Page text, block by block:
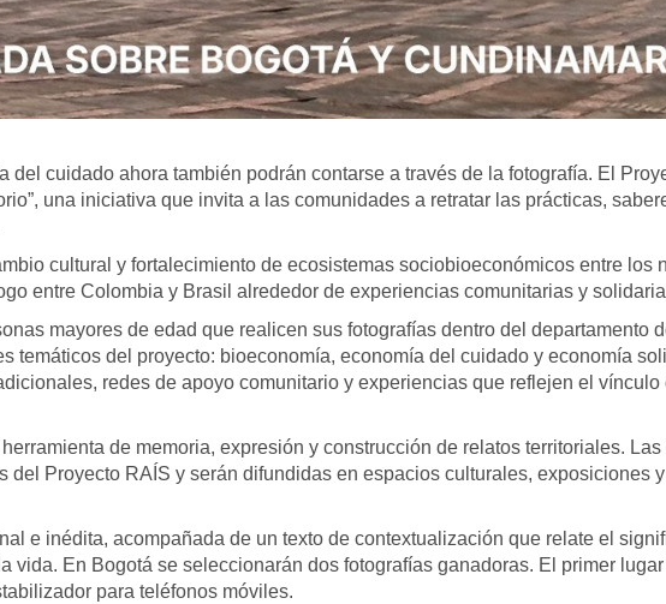
cuidado ahora también podrán contarse a través de la fotografía. El
una iniciativa que invita a las comunidades a retratar las prácticas,
cultural y fortalecimiento de ecosistemas sociobioeconómicos entre los
entre Colombia y Brasil alrededor de experiencias comunitarias y
mayores de edad que realicen sus fotografías dentro del departamento
temáticos del proyecto: bioeconomía, economía del cuidado y economía
redes de apoyo comunitario y experiencias que reflejen el vínculo
de memoria, expresión y construcción de relatos territoriales. Las
del Proyecto RAÍS y serán difundidas en espacios culturales, exposiciones
e inédita, acompañada de un texto de contextualización que relate el
vida. En Bogotá se seleccionarán dos fotografías ganadoras. El primer
para teléfonos móviles.